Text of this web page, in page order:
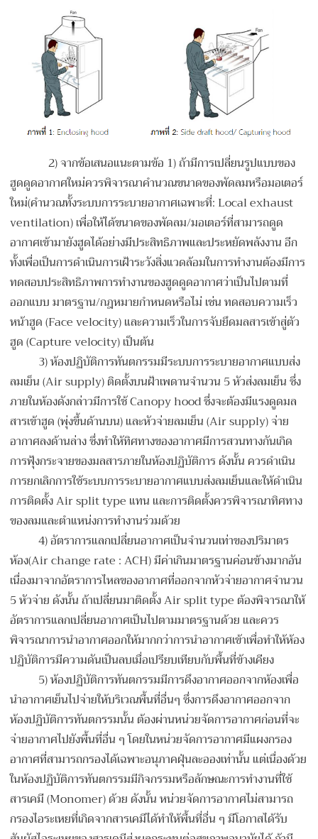
2) จากข้อเสนอแนะตามข้อ 1) ถ้ามีการเปลี่ยนรูปแบบของ
ฮูดดูดอากาศใหม่ควรพิจารณาคำนวณขนาดของพัดลมหรือมอเตอร์
ใหม่(คำนวณทั้งระบบการระบายอากาศเฉพาะที่: Local exhaust
ventilation) เพื่อให้ได้ขนาดของพัดลม/มอเตอร์ที่สามารถดูด
อากาศเข้ามายังฮูดได้อย่างมีประสิทธิภาพและประหยัดพลังงาน อีก
ทั้งเพื่อเป็นการดำเนินการเฝ้าระวังสิ่งแวดล้อมในการทำงานต้องมีการ
ทดสอบประสิทธิภาพการทำงานของฮูดดูดอากาศว่าเป็นไปตามที่
ออกแบบ มาตรฐาน/กฎหมายกำหนดหรือไม่ เช่น ทดสอบความเร็ว
หน้าฮูด (Face velocity) และความเร็วในการจับยึดมลสารเข้าสู่ตัว
ฮูด (Capture velocity) เป็นต้น
3) ห้องปฏิบัติการทันตกรรมมีระบบการระบายอากาศแบบส่ง
ลมเย็น (Air supply) ติดตั้งบนฝ้าเพดานจำนวน 5 หัวส่งลมเย็น ซึ่ง
ภายในห้องดังกล่าวมีการใช้ Canopy hood ซึ่งจะต้องมีแรงดูดมล
สารเข้าฮูด (พุ่งขึ้นด้านบน) และหัวจ่ายลมเย็น (Air supply) จ่าย
อากาศลงด้านล่าง ซึ่งทำให้ทิศทางของอากาศมีการสวนทางกันเกิด
การฟุ้งกระจายของมลสารภายในห้องปฏิบัติการ ดังนั้น ควรดำเนิน
การยกเลิกการใช้ระบบการระบายอากาศแบบส่งลมเย็นและให้ดำเนิน
การติดตั้ง Air split type แทน และการติดตั้งควรพิจารณาทิศทาง
ของลมและตำแหน่งการทำงานร่วมด้วย
4) อัตราการแลกเปลี่ยนอากาศเป็นจำนวนเท่าของปริมาตร
ห้อง(Air change rate : ACH) มีค่าเกินมาตรฐานค่อนข้างมากอัน
เนื่องมาจากอัตราการไหลของอากาศที่ออกจากหัวจ่ายอากาศจำนวน
5 หัวจ่าย ดังนั้น ถ้าเปลี่ยนมาติดตั้ง Air split type ต้องพิจารณาให้
อัตราการแลกเปลี่ยนอากาศเป็นไปตามมาตรฐานด้วย และควร
พิจารณาการนำอากาศออกให้มากกว่าการนำอากาศเข้าเพื่อทำให้ห้อง
ปฏิบัติการมีความดันเป็นลบเมื่อเปรียบเทียบกับพื้นที่ข้างเคียง
5) ห้องปฏิบัติการทันตกรรมมีการดึงอากาศออกจากห้องเพื่อ
นำอากาศเย็นไปจ่ายให้บริเวณพื้นที่อื่นๆ ซึ่งการดึงอากาศออกจาก
ห้องปฏิบัติการทันตกรรมนั้น ต้องผ่านหน่วยจัดการอากาศก่อนที่จะ
จ่ายอากาศไปยังพื้นที่อื่น ๆ โดยในหน่วยจัดการอากาศมีแผงกรอง
อากาศที่สามารถกรองได้เฉพาะอนุภาคฝุ่นละอองเท่านั้น แต่เนื่องด้วย
ในห้องปฏิบัติการทันตกรรมมีกิจกรรมหรือลักษณะการทำงานที่ใช้
สารเคมี (Monomer) ด้วย ดังนั้น หน่วยจัดการอากาศไม่สามารถ
กรองไอระเหยที่เกิดจากสารเคมีได้ทำให้พื้นที่อื่น ๆ มีโอกาสได้รับ